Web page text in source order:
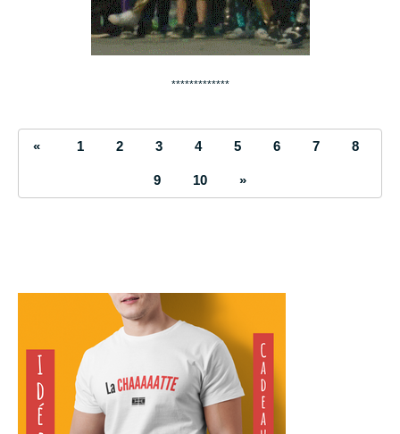
*************
« 1 2 3 4 5 6 7 8
9 10 »